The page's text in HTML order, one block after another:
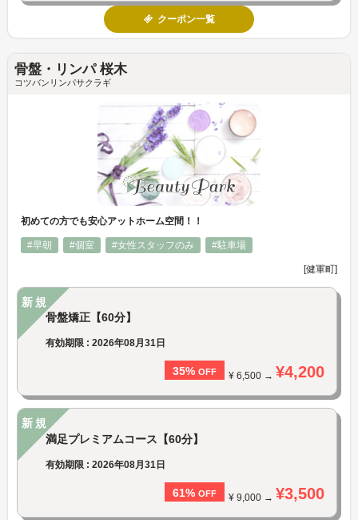
クーポン一覧
骨盤・リンパ 桜木
コツバンリンパサクラギ
初めての方でも安心アットホーム空間！！
#早朝 #個室 #女性スタッフのみ #駐車場
[健軍町]
新規
骨盤矯正【60分】
有効期限 : 2026年08月31日
35% OFF ¥ 6,500 → ¥4,200
新規
満足プレミアムコース【60分】
有効期限 : 2026年08月31日
61% OFF ¥ 9,000 → ¥3,500